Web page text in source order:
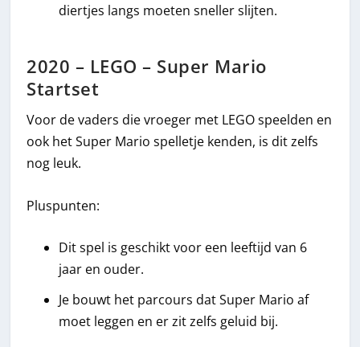
diertjes langs moeten sneller slijten.
2020 – LEGO – Super Mario
Startset
Voor de vaders die vroeger met LEGO speelden en
ook het Super Mario spelletje kenden, is dit zelfs
nog leuk.
Pluspunten:
Dit spel is geschikt voor een leeftijd van 6
jaar en ouder.
Je bouwt het parcours dat Super Mario af
moet leggen en er zit zelfs geluid bij.